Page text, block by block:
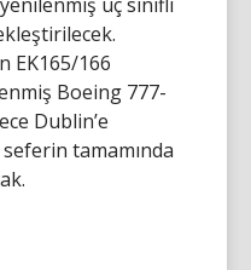
EK165/166
Boeing 777-
Dublin’e
tamamında